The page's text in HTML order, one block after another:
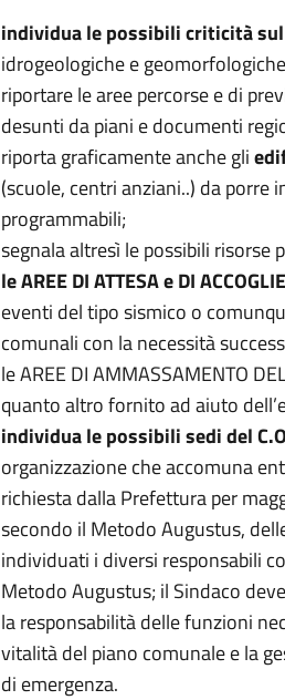
individua le possibili criticità
idrogeologiche e
riportare le aree percorse e di
desunti da piani e documenti
riporta graficamente anche gli
(scuole, centri anziani..) da porre
programmabili;
segnala altresì le possibili
le AREE DI ATTESA e DI
eventi del tipo sismico o
comunali con la necessità
le AREE DI AMMASSAMENTO
quanto altro fornito ad aiuto
individua le possibili sedi del
organizzazione che accomuna
richiesta dalla Prefettura per
secondo il Metodo Augustus,
individuati i diversi responsabili
Metodo Augustus; il Sindaco
la responsabilità delle funzioni
vitalità del piano comunale e la
di emergenza.